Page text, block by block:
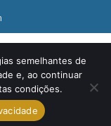
semelhantes de
e, ao continuar
condições.